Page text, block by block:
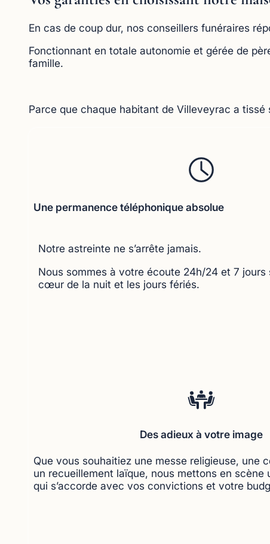
En cas de coup dur, nos conseillers funéraires
Fonctionnant en totale autonomie et gérée de
famille.
Parce que chaque habitant de Villeveyrac a tissé
Une permanence téléphonique absolue
Notre astreinte ne s’arrête jamais.
Nous sommes à votre écoute 24h/24 et 7 jours
cœur de la nuit et les jours fériés.
Des adieux à votre image
Que vous souhaitiez une messe religieuse, une
un recueillement laïque, nous mettons en scène
qui s’accorde avec vos convictions et votre